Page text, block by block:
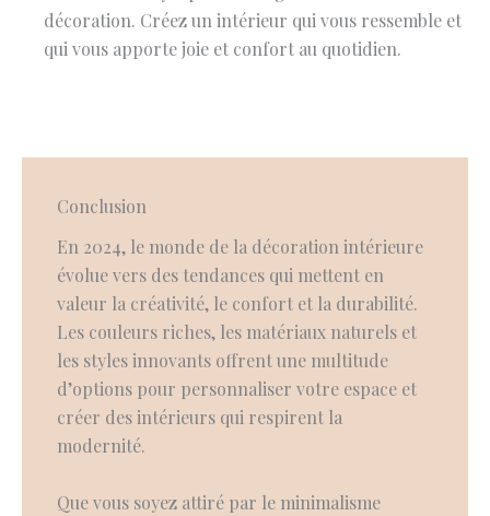
décoration. Créez un intérieur qui vous ressemble et
qui vous apporte joie et confort au quotidien.
Conclusion
En 2024, le monde de la décoration intérieure
évolue vers des tendances qui mettent en
valeur la créativité, le confort et la durabilité.
Les couleurs riches, les matériaux naturels et
les styles innovants offrent une multitude
d’options pour personnaliser votre espace et
créer des intérieurs qui respirent la
modernité.
Que vous soyez attiré par le minimalisme